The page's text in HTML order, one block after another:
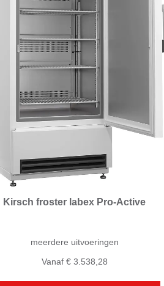
Kirsch froster labex Pro-Active
meerdere uitvoeringen
Vanaf € 3.538,28